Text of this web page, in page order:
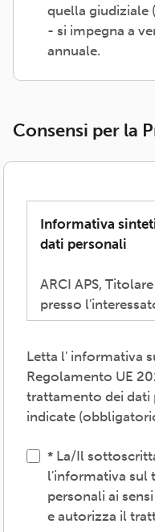
quella giudiziale (
- si impegna a
annuale.
Consensi per la
Informativa
dati personali
ARCI APS,
presso
consenso
perseguire i
ARCI e affermati
fondamentali -
convenzioni e
vigenti, inviare
Il trattamento
cartacea e/o
Letta l' informativa
Regolamento UE
trattamento dei dati
indicate
La/Il
l'informativa sul
personali ai
e autorizza il